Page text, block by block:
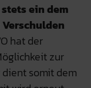
stets ein dem
hat der
zur
somit dem